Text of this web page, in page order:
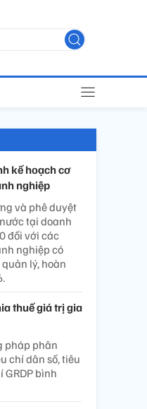
kế hoạch cơ
nghiệp
và phê duyệt
tại doanh
đối với các
nghiệp có
lý, hoàn
thuế giá trị gia
pháp phân
chí dân số, tiêu
bình